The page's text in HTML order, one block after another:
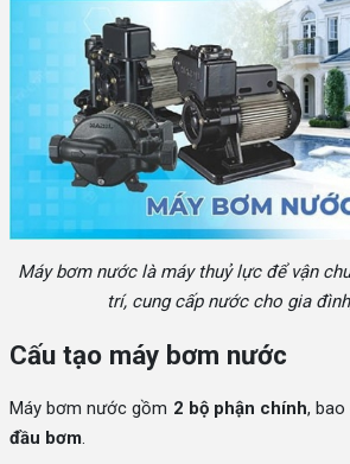
Máy bơm nước là máy thuỷ lực để vận
trí, cung cấp nước cho gia
Cấu tạo máy bơm nước
Máy bơm nước gồm 2 bộ phận chính, bao
đầu bơm